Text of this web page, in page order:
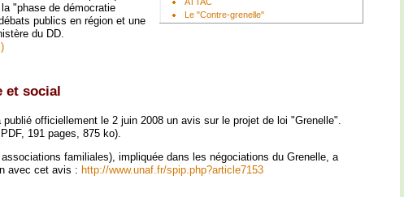
Le "Contre-grenelle"
"phase de démocratie
publics en région et une
du DD.
et social
officiellement le 2 juin 2008 un avis sur le projet de loi "Grenelle".
191 pages, 875 ko).
associations familiales), impliquée dans les négociations du Grenelle, a
avec cet avis : http://www.unaf.fr/spip.php?article7153